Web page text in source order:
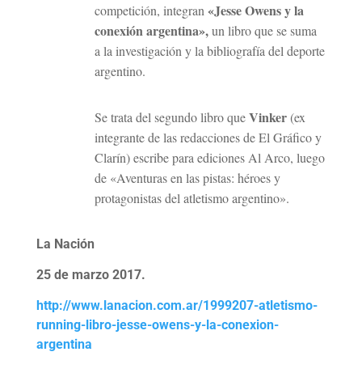
competición, integran«Jesse Owens y la
conexión argentina»,un libro que se suma
a la investigación y la bibliografía del deporte
argentino.
Se trata del segundo libro queVinker(ex
integrante de las redacciones de El Gráfico y
Clarín) escribe para ediciones Al Arco, luego
de «Aventuras en las pistas: héroes y
protagonistas del atletismo argentino».
La Nación
25 de marzo 2017.
http://www.lanacion.com.ar/1999207-atletismo-
running-libro-jesse-owens-y-la-conexion-
argentina